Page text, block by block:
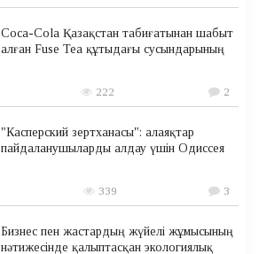
Coca-Cola Қазақстан табиғатынан шабыт
алған Fuse Tea құтыдағы сусындарының
222 2
"Касперский зертханасы": алаяқтар
пайдаланушыларды алдау үшін Одиссея
339 3
Бизнес пен жастардың жүйелі жұмысының
нәтижесінде қалыптасқан экологиялық